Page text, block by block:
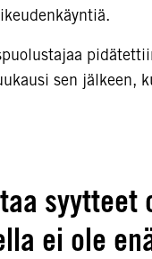
sen jälkeen,
ei ole